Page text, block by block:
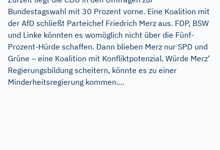
Bundestagswahl mit 30 Prozent vorne. Eine Koalition mit
der AfD schließt Parteichef Friedrich Merz aus. FDP, BSW
und Linke könnten es womöglich nicht über die Fünf-
Prozent-Hürde schaffen. Dann blieben Merz nur SPD und
Grüne – eine Koalition mit Konfliktpotenzial. Würde Merz‘
Regierungsbildung scheitern, könnte es zu einer
Minderheitsregierung kommen....